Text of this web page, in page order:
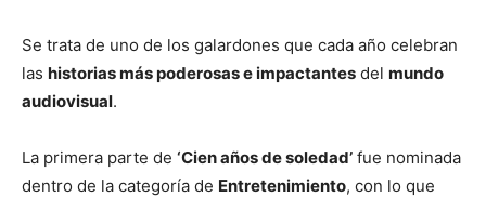
Se trata de uno de los galardones que cada año celebran
las historias más poderosas e impactantes del mundo
audiovisual.
La primera parte de ‘Cien años de soledad’ fue nominada
dentro de la categoría de Entretenimiento, con lo que